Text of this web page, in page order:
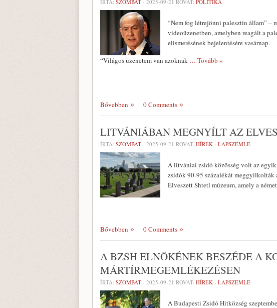
ÍRTA: SZOMBAT - 2025-09-21 ROVAT: POLITIKA
“Nem fog létrejönni palesztin állam” –
videoüzenetben, amelyben reagált a
elismerésének bejelentésére vasárnap.
“Világos üzenetem van azoknak … Tovább »
Bővebben 0 Comments
LITVÁNIÁBAN MEGNYÍLT AZ
ÍRTA: SZOMBAT - 2025-09-21 ROVAT: HÍREK - LAPSZEMLE
A litvániai zsidó közösség volt az
zsidók 90-95 százalékát meggyilkolták
Elveszett Shtetl múzeum, amely a
Bővebben 0 Comments
A BZSH ELNÖKÉNEK BESZÉDE A
MÁRTÍRMEGEMLÉKEZÉSEN
ÍRTA: SZOMBAT - 2025-09-21 ROVAT: HÍREK - LAPSZEMLE
A Budapesti Zsidó Hitközség